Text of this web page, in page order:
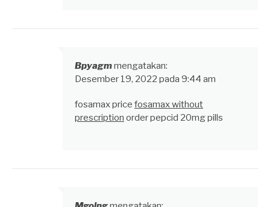
Bpyagmmengatakan:
Desember 19, 2022 pada 9:44 am
fosamax price fosamax without
prescription order pepcid 20mg pills